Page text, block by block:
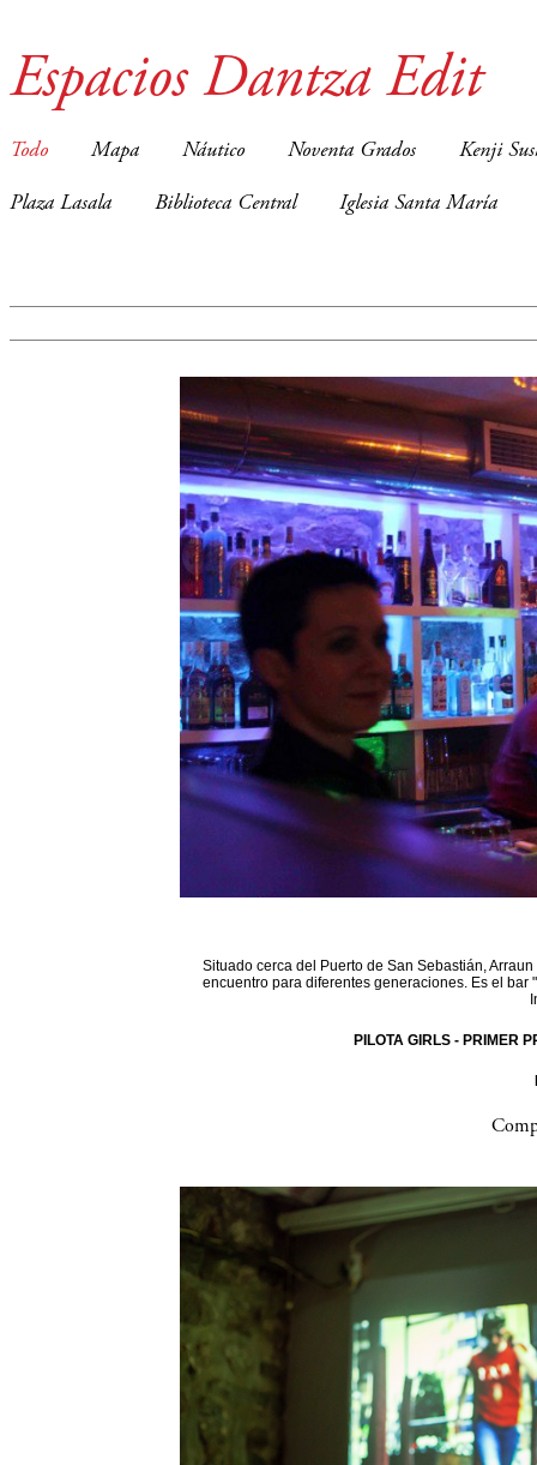
Espacios Dantza Edit
Todo Mapa Náutico Noventa Grados Kenji
Plaza Lasala Biblioteca Central Iglesia Santa María
Situado cerca del Puerto de San Sebastián,
encuentro para diferentes generaciones. Es el
PILOTA GIRLS - PRIMER